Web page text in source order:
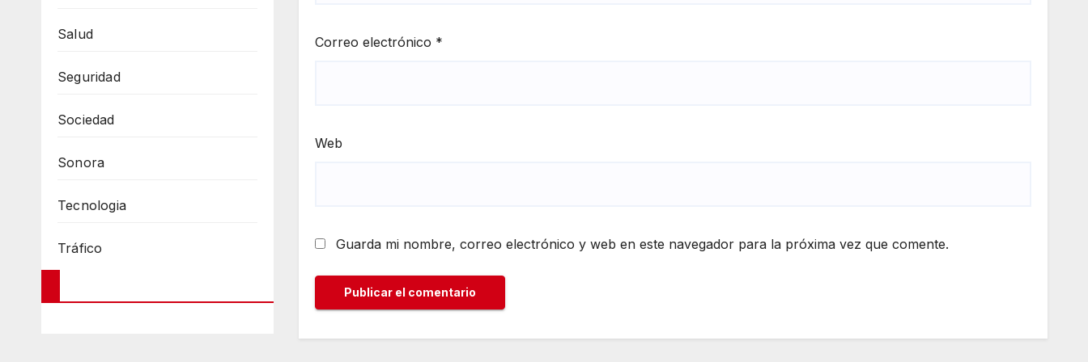
Salud
Seguridad
Sociedad
Sonora
Tecnologia
Tráfico
Correo electrónico *
Web
Guarda mi nombre, correo electrónico y web en este navegador para la próxima vez que comente.